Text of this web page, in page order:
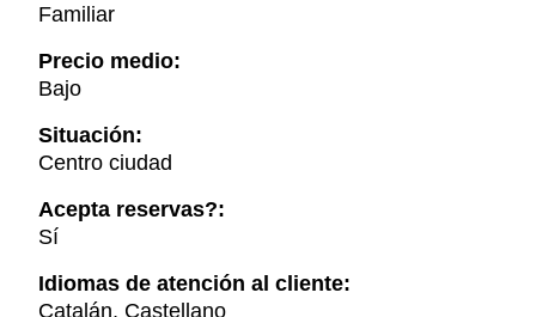
Familiar
Precio medio:
Bajo
Situación:
Centro ciudad
Acepta reservas?:
Sí
Idiomas de atención al cliente:
Catalán, Castellano